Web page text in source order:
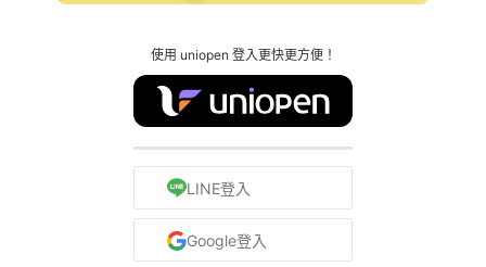
使用 uniopen 登入更快更方便！
LINE登入
Google登入